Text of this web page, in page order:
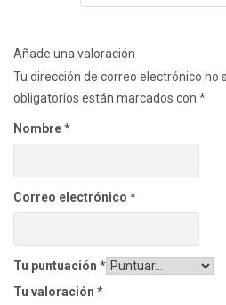
Añade una valoración
Tu dirección de correo electrónico no
obligatorios están marcados con *
Nombre*
Correo electrónico *
Tu puntuación *
Tu valoración *